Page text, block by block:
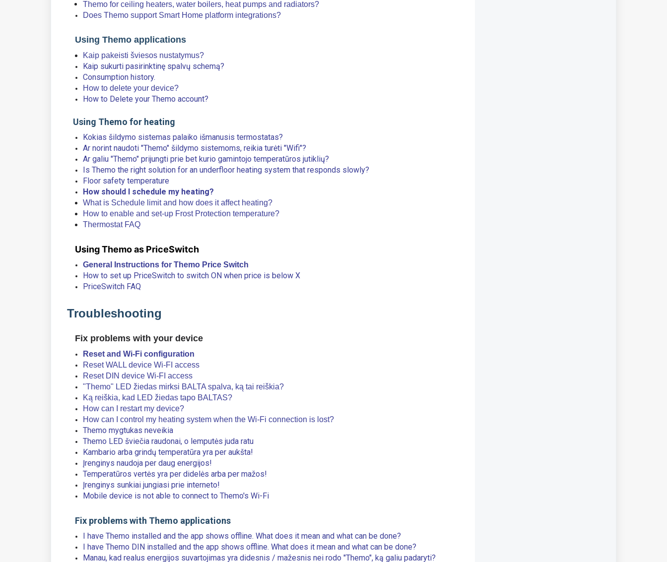
Themo for ceiling heaters, water boilers, heat pumps and radiators?
Does Themo support Smart Home platform integrations?
Using Themo applications
Kaip pakeisti šviesos nustatymus?
Kaip sukurti pasirinktinę spalvų schemą?
Consumption history.
How to delete your device?
How to Delete your Themo account?
Using Themo for heating
Kokias šildymo sistemas palaiko išmanusis termostatas?
Ar norint naudoti "Themo" šildymo sistemoms, reikia turėti "Wifi"?
Ar galiu "Themo" prijungti prie bet kurio gamintojo temperatūros jutiklių?
Is Themo the right solution for an underfloor heating system that responds slowly?
Floor safety temperature
How should I schedule my heating?
What is Schedule limit and how does it affect heating?
How to enable and set-up Frost Protection temperature?
Thermostat FAQ
Using Themo as PriceSwitch
General Instructions for Themo Price Switch
How to set up PriceSwitch to switch ON when price is below X
PriceSwitch FAQ
Troubleshooting
Fix problems with your device
Reset and Wi-Fi configuration
Reset WALL device Wi-FI access
Reset DIN device Wi-FI access
"Themo" LED žiedas mirksi BALTA spalva, ką tai reiškia?
Ką reiškia, kad LED žiedas tapo BALTAS?
How can I restart my device?
How can I control my heating system when the Wi-Fi connection is lost?
Themo mygtukas neveikia
Themo LED šviečia raudonai, o lemputės juda ratu
Kambario arba grindų temperatūra yra per aukšta!
Įrenginys naudoja per daug energijos!
Temperatūros vertės yra per didelės arba per mažos!
Įrenginys sunkiai jungiasi prie interneto!
Mobile device is not able to connect to Themo's Wi-Fi
Fix problems with Themo applications
I have Themo installed and the app shows offline. What does it mean and what can be done?
I have Themo DIN installed and the app shows offline. What does it mean and what can be done?
Manau, kad realus energijos suvartojimas yra didesnis / mažesnis nei rodo "Themo", ką galiu padaryti?